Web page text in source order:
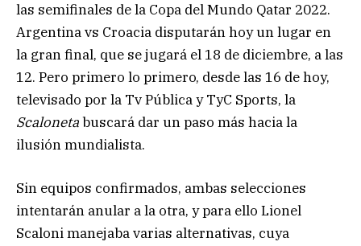
las semifinales de la Copa del Mundo Qatar 2022.
Argentina vs Croacia disputarán hoy un lugar en
la gran final, que se jugará el 18 de diciembre, a las
12. Pero primero lo primero, desde las 16 de hoy,
televisado por la Tv Pública y TyC Sports, la
Scalonetabuscará dar un paso más hacia la
ilusión mundialista.
Sin equipos confirmados, ambas selecciones
intentarán anular a la otra, y para ello Lionel
Scaloni manejaba varias alternativas, cuya